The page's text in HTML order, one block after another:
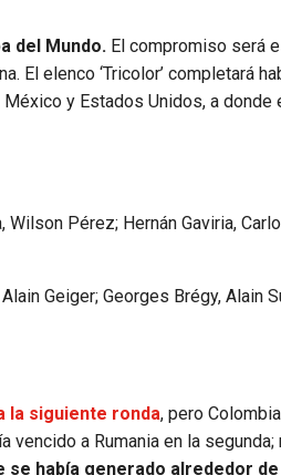
del Mundo. El compromiso será
El elenco ‘Tricolor’ completará
y Estados Unidos, a donde
Pérez; Hernán Gaviria,
Geiger; Georges Brégy, Alain
la siguiente ronda, pero
vencido a Rumania en la
había generado alrededor